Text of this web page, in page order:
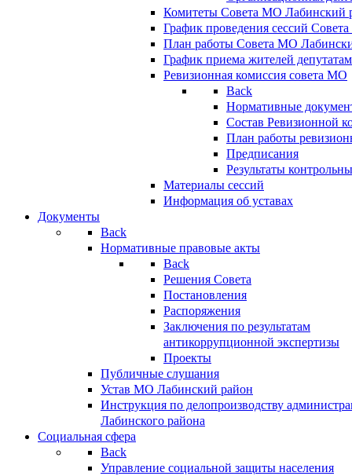
Комитеты Совета МО Лабинский
График проведения сессий
План работы Совета МО
График приема жителей
Ревизионная комиссия совета МО
Back
Нормативные
Состав Ревизионной
План работы
Предписания
Результаты
Материалы сессий
Информация об уставах
Документы
Back
Нормативные правовые акты
Back
Решения Совета
Постановления
Распоряжения
Заключения по результатам
антикоррупционной экспертизы
Проекты
Публичные слушания
Устав МО Лабинский район
Инструкция по делопроизводству
Лабинского района
Социальная сфера
Back
Управление социальной защиты населения